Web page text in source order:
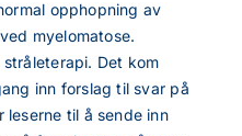
opphopning av
myelomatose.
Det kom
inn forslag til svar på
leserne til å sende inn